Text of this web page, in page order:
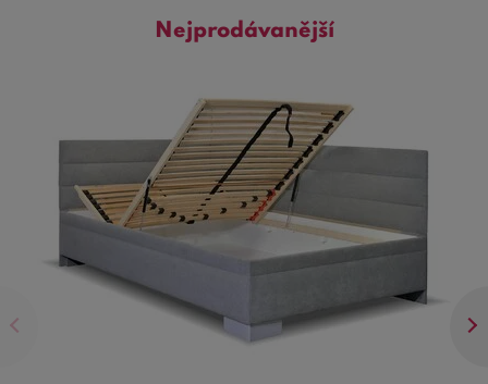
Optimální pohodlí a podporajsou zajištěny díky pečlivě
podporu těla a pomáhala předcházet bolestem zad,
zatímco kvalitní rošt zajišťuje správnou cirkulaci vzduchu,
což přispívá k lepší hygieně a delší životnosti matrace.
Dlouhodobá odolnost a snadná údržba
použití kvalitních materiálů a pečlivého zpracování. Tato
sada je navržena pro dlouhé roky používání, a díky
snadno čistitelným povrchům udržíte postel v perfektním
stavu s minimálním úsilím.
Nejprodávanější